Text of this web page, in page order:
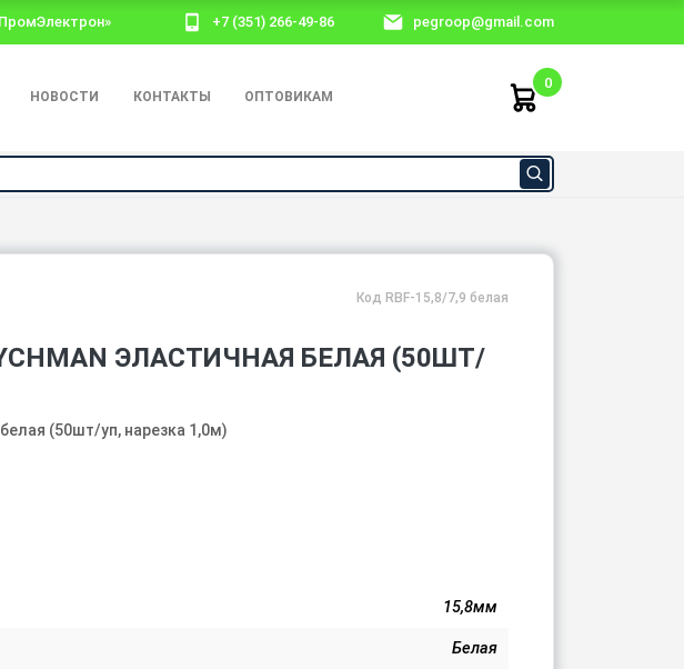
+7 (351) 266-49-86 pegroop@gmail.com
НОВОСТИ КОНТАКТЫ ОПТОВИКАМ
0
Код RBF-15,8/7,9 белая
ЭЛАСТИЧНАЯ БЕЛАЯ (50ШТ/
(50шт/уп, нарезка 1,0м)
15,8мм
Белая